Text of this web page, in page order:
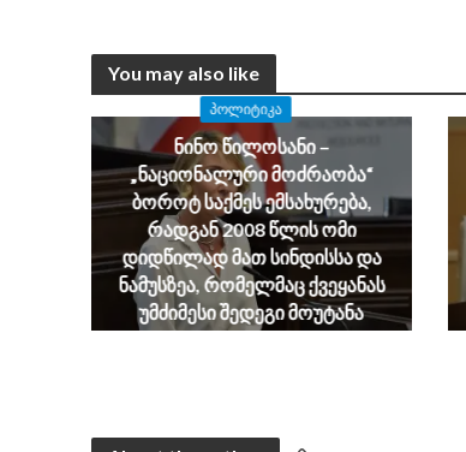
You may also like
ᲞᲝᲚᲘᲢᲘᲙᲐ
ნინო წილოსანი –
„ნაციონალური მოძრაობა“
ბოროტ საქმეს ემსახურება,
რადგან 2008 წლის ომი
დიდწილად მათ სინდისსა და
ნამუსზეა, რომელმაც ქვეყანას
უმძიმესი შედეგი მოუტანა